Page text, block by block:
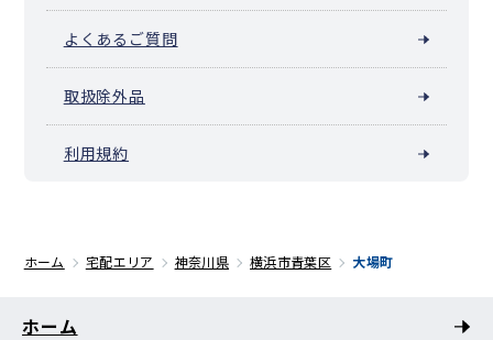
よくあるご質問
取扱除外品
利用規約
ホーム 宅配エリア 神奈川県 横浜市青葉区 大場町
ホーム